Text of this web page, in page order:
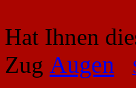
Hat Ihnen
Zug Augen